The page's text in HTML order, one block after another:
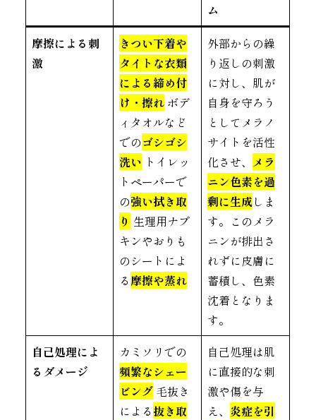
ム
摩擦による刺
激
きつい下着や
タイトな衣類
による締め付
け・擦れ ボデ
ィタオルなど
でのゴシゴシ
洗い トイレッ
トペーパーで
の強い拭き取
り 生理用ナプ
キンやおりも
のシートによ
る 摩擦や蒸れ
外部からの繰
り返しの刺激
に対し、肌が
自身を守ろう
としてメラノ
サイトを活性
化させ、 メラ
ニン色素を過
剰に生成しま
す。このメラ
ニンが排出さ
れずに皮膚に
蓄積し、色素
沈着となりま
す。
自己処理によ
るダメージ
カミソリでの
頻繁なシェー
ビング 毛抜き
による 抜き取
自己処理は肌
に直接的な刺
激や傷を与
え、 炎症を引